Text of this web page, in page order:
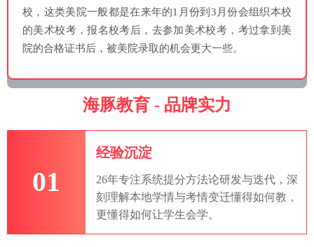
校，这类美院一般都是在来年的1月份到3月份会组织本校
的美术校考，报名校考后，去参加美术校考，考过拿到美
院的合格证书后，被美院录取的机会更大一些。
海豚教育 - 品牌实力
01
经验沉淀
26年专注系统提分方法论研发与迭代，深
刻理解本地学情与考情变迁懂得如何教，
更懂得如何让学生会学。